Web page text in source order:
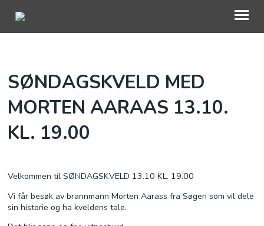
BEDEHUSFESTIVALEN
SØNDAGSKVELD MED
MORTEN AARAAS 13.10.
KL. 19.00
Velkommen til SØNDAGSKVELD 13.10 KL. 19.00
Vi får besøk av brannmann Morten Aarass fra Søgen som vil dele
sin historie og ha kveldens tale.